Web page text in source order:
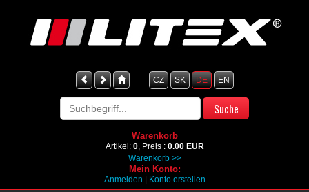
CZ SK DE EN
Warenkorb
Artikel: 0, Preis : 0.00 EUR
Warenkorb >>
Mein Konto:
Anmelden Konto erstellen